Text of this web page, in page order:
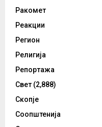
Ракомет
Реакции
Регион
Религија
Репортажа
Свет (2,888)
Скопје
Соопштенија